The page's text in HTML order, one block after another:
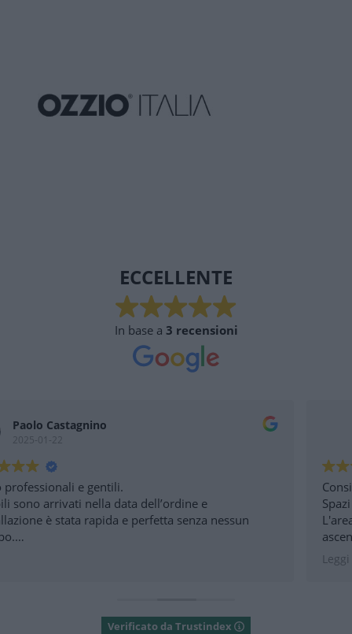
ECCELLENTE
In base a 3 recensioni
dell’ordine e
perfetta senza nessun
Carla Pinocci
Spazi molto ben organizzati.
L'area espositiva è
Personale disponibile e
Parcheggi esterni dedicati .
Verificato da Trustindex